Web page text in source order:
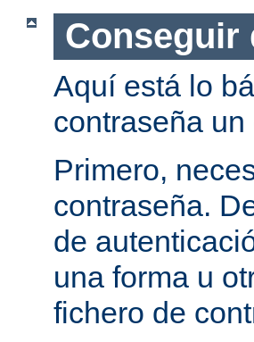
Conseguir
Aquí está lo
contraseña
Primero,
contraseña.
de
una forma u
fichero de